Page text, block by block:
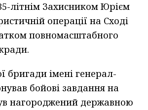
літнім Захисником Юрієм
операції на Сході
повномасштабного
бригади імені генерал-
бойові завдання на
нагороджений державною